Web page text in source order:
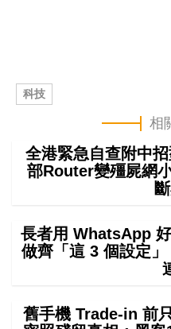
科技
相
全港緊急自查附中
部Router變殭屍網
長者用 WhatsApp
做齊「這 3 個設定
舊手機 Trade-in 前